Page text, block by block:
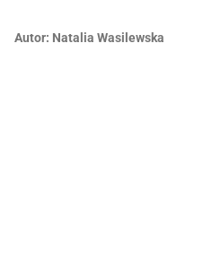
Autor: Natalia Wasilewska